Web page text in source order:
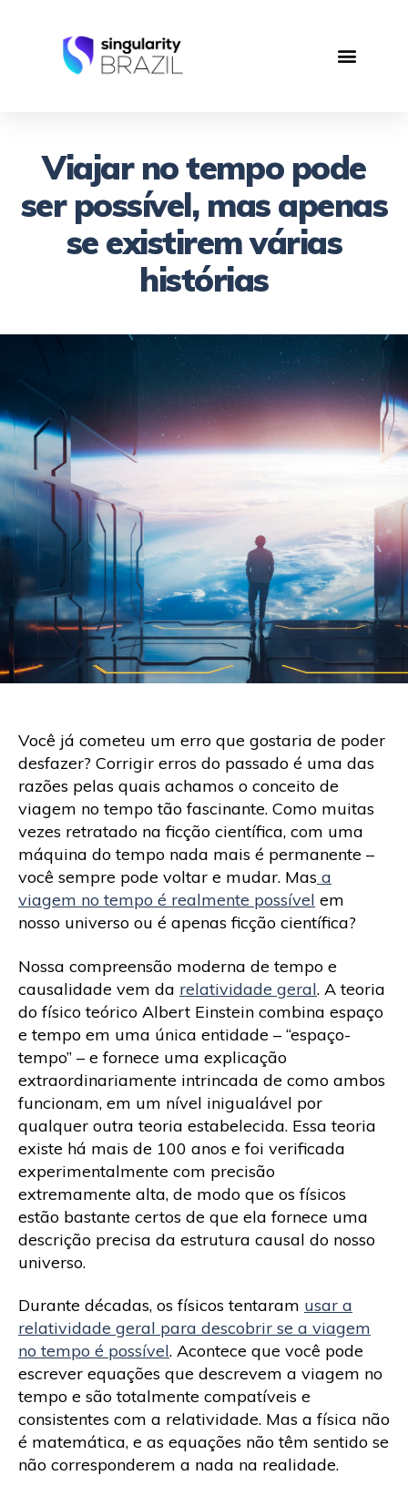
Viajar no tempo pode
ser possível, mas apenas
se existirem várias
histórias
Você já cometeu um erro que gostaria de poder
desfazer? Corrigir erros do passado é uma das
razões pelas quais achamos o conceito de
viagem no tempo tão fascinante. Como muitas
vezes retratado na ficção científica, com uma
máquina do tempo nada mais é permanente –
você sempre pode voltar e mudar. Mas a
viagem no tempo é realmente possível em
nosso universo ou é apenas ficção científica?
Nossa compreensão moderna de tempo e
causalidade vem da relatividade geral. A teoria
do físico teórico Albert Einstein combina espaço
e tempo em uma única entidade – “espaço-
tempo” – e fornece uma explicação
extraordinariamente intrincada de como ambos
funcionam, em um nível inigualável por
qualquer outra teoria estabelecida. Essa teoria
existe há mais de 100 anos e foi verificada
experimentalmente com precisão
extremamente alta, de modo que os físicos
estão bastante certos de que ela fornece uma
descrição precisa da estrutura causal do nosso
universo.
Durante décadas, os físicos tentaram usar a
relatividade geral para descobrir se a viagem
no tempo é possível. Acontece que você pode
escrever equações que descrevem a viagem no
tempo e são totalmente compatíveis e
consistentes com a relatividade. Mas a física não
é matemática, e as equações não têm sentido se
não corresponderem a nada na realidade.